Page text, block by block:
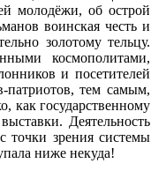
молодёжи, об острой
воинская честь и
золотому тельцу.
космополитами,
и посетителей
патриотов, тем самым,
как государственному
Деятельность
точки зрения системы
ниже некуда!